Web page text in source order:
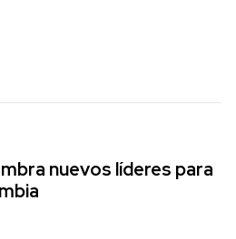
nuevos líderes para